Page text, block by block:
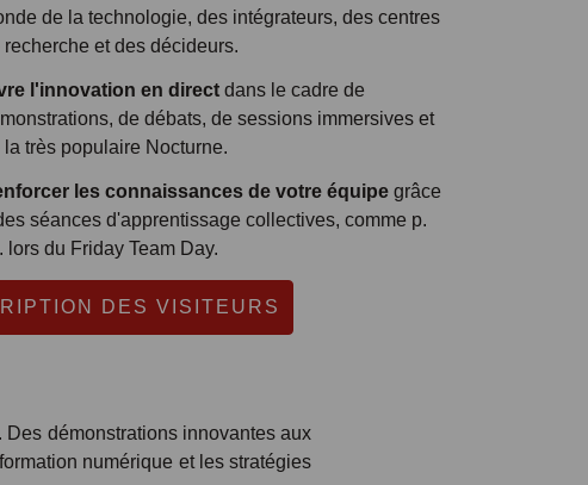
de la technologie, des intégrateurs, des centres
recherche et des décideurs.
l'innovation en direct dans le cadre de
de débats, de sessions immersives et
la très populaire Nocturne.
les connaissances de votre équipe grâce
séances d'apprentissage collectives, comme p.
lors du Friday Team Day.
DES VISITEURS
démonstrations innovantes aux
numérique et les stratégies